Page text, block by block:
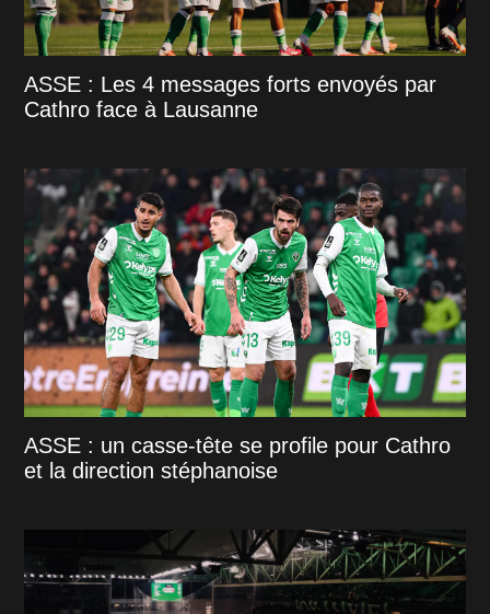
ASSE : Les 4 messages forts envoyés par
Cathro face à Lausanne
ASSE : un casse-tête se profile pour Cathro
et la direction stéphanoise